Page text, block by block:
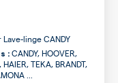
linge CANDY
: CANDY, HOOVER,
HAIER, TEKA, BRANDT,
...